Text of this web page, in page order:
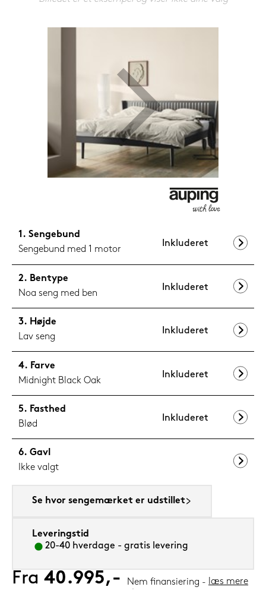
Sengebund
Sengebund med 1 motor
Inkluderet
Bentype
Noa seng med ben
Inkluderet
Højde
Lav seng
Inkluderet
Farve
Midnight Black Oak
Inkluderet
Fasthed
Blød
Inkluderet
Gavl
Ikke valgt
Se hvor sengemærket er udstillet
Leveringstid
20-40 hverdage - gratis levering
Fra 40.995,- Nem finansiering læs mere